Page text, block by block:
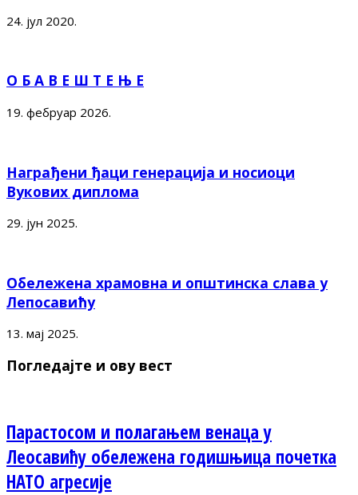
24. јул 2020.
О Б А В Е Ш Т Е Њ Е
19. фебруар 2026.
Награђени ђаци генерација и носиоци
Вукових диплома
29. јун 2025.
Обележена храмовна и општинска слава у
Лепосавићу
13. мај 2025.
Погледајте и ову вест
Парастосом и полагањем венаца у
Леосавићу обележена годишњица почетка
НАТО агресије